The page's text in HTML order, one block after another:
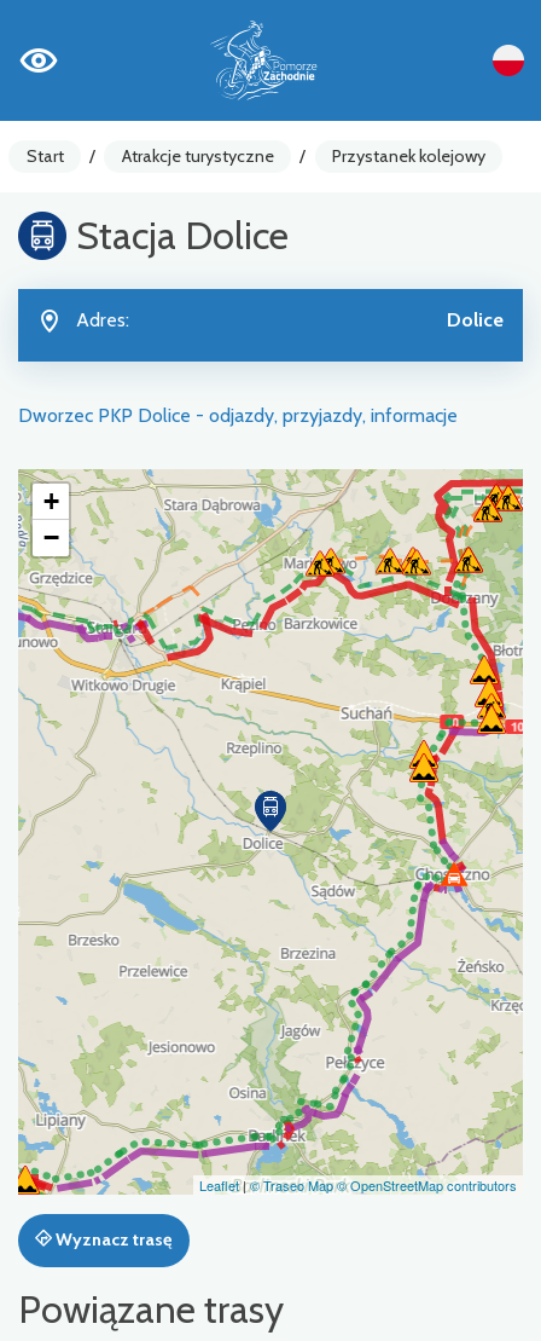
Start / Atrakcje turystyczne / Przystanek kolejowy
Stacja Dolice
Adres: Dolice
Dworzec PKP Dolice - odjazdy, przyjazdy, informacje
+
−
Leaflet|© Traseo Map© OpenStreetMap contributors
Wyznacz trasę
Powiązane trasy